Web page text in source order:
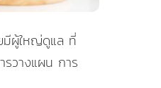
มีผู้ใหญ่ดูแล ที่
วางแผน การ